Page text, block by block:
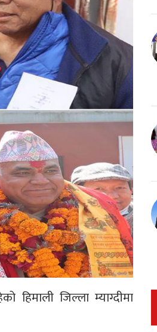
हिमाली जिल्ला म्याग्दीमा